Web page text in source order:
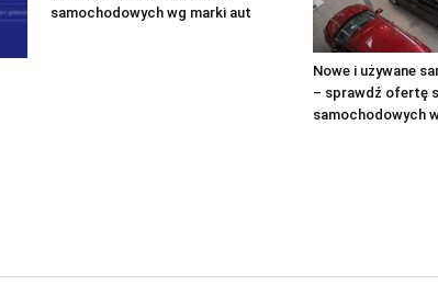
samochodowych wg marki aut
Nowe i używane
– sprawdź ofertę
samochodowych